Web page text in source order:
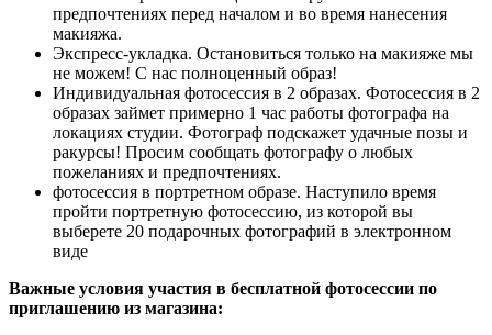
предпочтениях перед началом и во время нанесения
макияжа.
Экспресс-укладка. Остановиться только на макияже мы
не можем! С нас полноценный образ!
Индивидуальная фотосессия в 2 образах. Фотосессия в 2
образах займет примерно 1 час работы фотографа на
локациях студии. Фотограф подскажет удачные позы и
ракурсы! Просим сообщать фотографу о любых
пожеланиях и предпочтениях.
фотосессия в портретном образе. Наступило время
пройти портретную фотосессию, из которой вы
выберете 20 подарочных фотографий в электронном
виде
Важные условия участия в бесплатной фотосессии по
приглашению из магазина: